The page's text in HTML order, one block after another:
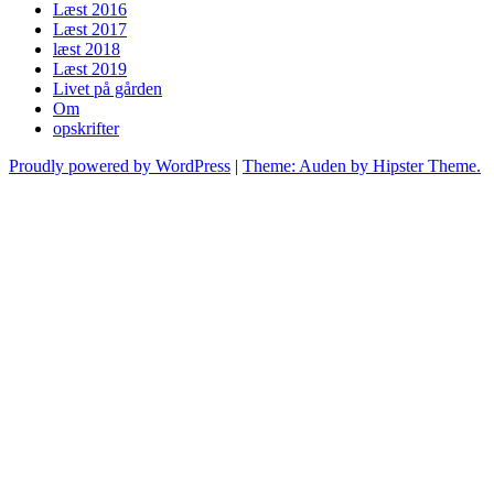
Læst 2016
Læst 2017
læst 2018
Læst 2019
Livet på gården
Om
opskrifter
Proudly powered by WordPress | Theme: Auden by Hipster Theme.